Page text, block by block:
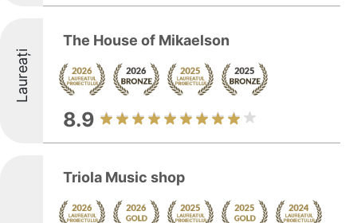
Laureați
The House of Mikaelson
8.9
Triola Music shop